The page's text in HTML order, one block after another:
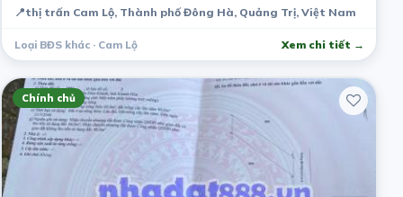
📍thị trấn Cam Lộ, Thành phố Đông Hà, Quảng Trị, Việt Nam
Loại BĐS khác · Cam Lộ Xem chi tiết →
Chính chủ